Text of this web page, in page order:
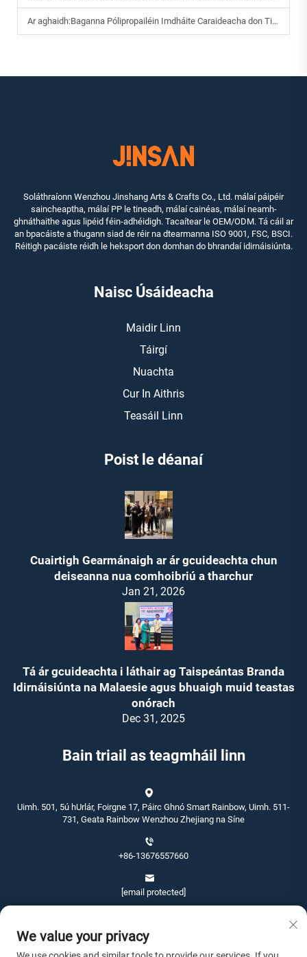
Ar aghaidh:Baganna Pólipropailéin Imdháite Caraideacha don Timpeallacht: Luach a Mheasú go Híriontach
Soláthraíonn Wenzhou Jinshang Arts & Crafts Co., Ltd. málaí páipéir
saincheaptha, málaí PP le tineadh, málaí cainéas, málaí neamh-
ghnáthaithe agus lipéid féin-adhéidigh. Tacaítear le OEM/ODM. Tá cáil ar
an bpacáiste a thugann siad de réir na dtearmanna ISO 9001, FSC, BSCI.
Réitigh pacáiste réidh le heksport don domhan do bhrandaí idirnáisiúnta.
Naisc Úsáideacha
Maidir Linn
Táirgí
Nuachta
Cur In Aithris
Teasáil Linn
Poist le déanaí
Cuairtigh Gearmánaigh ar ár gcuideachta chun
deiseanna nua comhoibriú a tharchur
Jan 21, 2026
Tá ár gcuideachta i láthair ag Taispeántas Branda
Idirnáisiúnta na Malaesie agus bhuaigh muid teastas
onórach
Dec 31, 2025
Bain triail as teagmháil linn
Uimh. 501, 5ú hUrlár, Foirgne 17, Páirc Ghnó Smart Rainbow, Uimh. 511-
731, Geata Rainbow Wenzhou Zhejiang na Síne
+86-13676557660
[email protected]
We value your privacy